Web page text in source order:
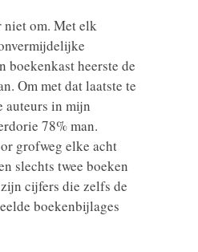
niet om. Met elk
heerste de
Om met dat laatste te
auteurs in mijn
78% man.
grofweg elke acht
slechts twee boeken
cijfers die zelfs de
boekenbijlages